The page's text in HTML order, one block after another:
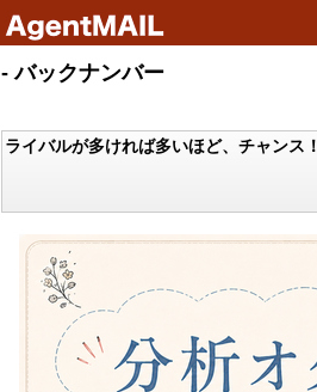
- バックナンバー
ライバルが多ければ多いほど、チャンス！